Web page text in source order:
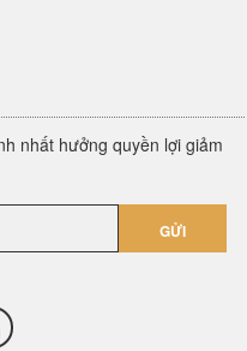
nhất hưởng quyền lợi giảm
GỬI